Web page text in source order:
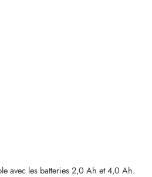
avec les batteries 2,0 Ah et 4,0 Ah.